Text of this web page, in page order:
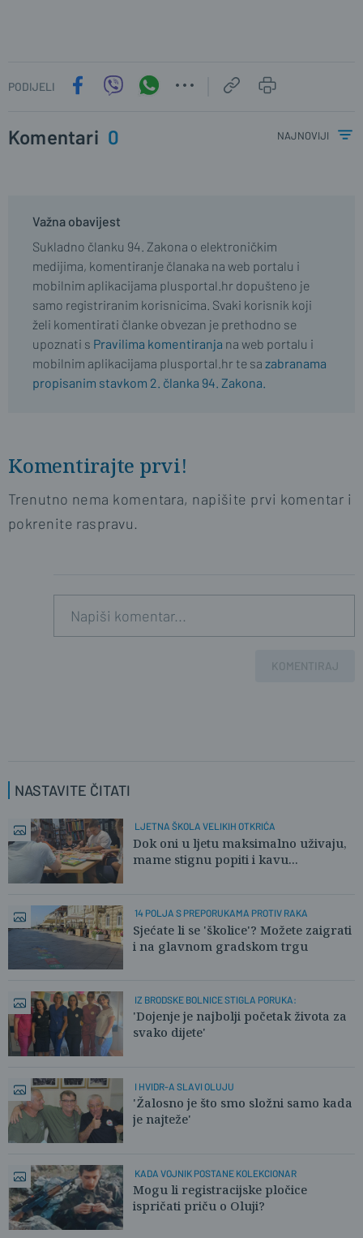
PODIJELI
Komentari 0 najnoviji
Važna obavijest
Sukladno članku 94. Zakona o elektroničkim
medijima, komentiranje članaka na web portalu i
mobilnim aplikacijama plusportal.hr dopušteno je
samo registriranim korisnicima. Svaki korisnik koji
želi komentirati članke obvezan je prethodno se
upoznati s Pravilima komentiranja na web portalu i
mobilnim aplikacijama plusportal.hr te sa zabranama
propisanim stavkom 2. članka 94. Zakona.
Komentirajte prvi!
Trenutno nema komentara, napišite prvi komentar i
pokrenite raspravu.
KOMENTIRAJ
NASTAVITE ČITATI
LJETNA ŠKOLA VELIKIH OTKRIĆA
Dok oni u ljetu maksimalno uživaju,
mame stignu popiti i kavu...
14 POLJA S PREPORUKAMA PROTIV RAKA
Sjećate li se 'školice'? Možete zaigrati
i na glavnom gradskom trgu
IZ BRODSKE BOLNICE STIGLA PORUKA:
'Dojenje je najbolji početak života za
svako dijete'
I HVIDR-A SLAVI OLUJU
'Žalosno je što smo složni samo kada
je najteže'
KADA VOJNIK POSTANE KOLEKCIONAR
Mogu li registracijske pločice
ispričati priču o Oluji?